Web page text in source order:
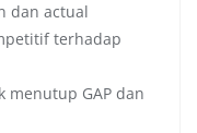
dan actual
terhadap
GAP dan